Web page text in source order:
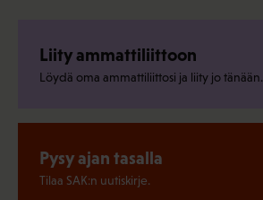
Liity ammattiliittoon
Löydä oma ammattiliittosi ja liity jo tänään.
Pysy ajan tasalla
Tilaa SAK:n uutiskirje.